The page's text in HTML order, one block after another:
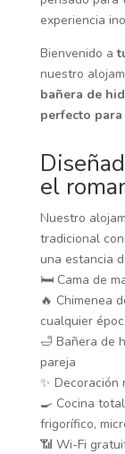
experiencia
Bienvenido a
nuestro
bañera de
perfecto
el
Nuestro
tradicional
una estancia
🛏️ Cama de
🔥 Chimenea
cualquier
🛁 Bañera de
pareja
✨
🍳 Cocina
frigorífico,
📶 Wi-Fi